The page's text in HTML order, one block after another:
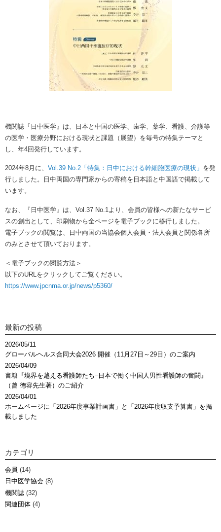
機関誌『日中医学』は、日本と中国の医学、歯学、薬学、看護、介護等
の医学・医療分野における現状と課題（展望）を毎号の特集テーマと
し、年4回発行しています。
2024年8月に、 Vol.39 No.2「特集：日中における幹細胞医療の現状」 を発
行しました。日中両国の専門家からの寄稿を日本語と中国語で掲載して
います。
なお、『日中医学』は、Vol.37 No.1より、会員の皆様への新たなサービ
スの創出として、印刷物から全ページを電子ブックに移行しました。
電子ブックの閲覧は、日中両国の当協会個人会員・法人会員と関係各所
のみとさせて頂いております。
＜電子ブックの閲覧方法＞
以下のURLをクリックしてご覧ください。
https://www.jpcnma.or.jp/news/p5360/
最新の投稿
2026/05/11
グローバルヘルス合同大会2026 開催（11月27日～29日）のご案内
2026/04/09
書籍『境界を越える看護師たち–日本で働く中国人男性看護師の奮闘』
（曾 德容先生著）のご紹介
2026/04/01
ホームページに「2026年度事業計画書」と「2026年度収支予算書」を掲
載しました
カテゴリ
会員 (14)
日中医学協会 (8)
機関誌 (32)
関連団体 (4)